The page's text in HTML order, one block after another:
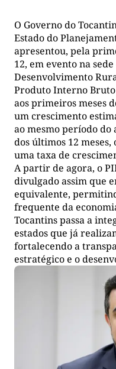
O Governo do
Estado do
apresentou, pela
12, em evento na
Desenvolvimento
Produto Interno
aos primeiros meses
um crescimento
ao mesmo período do
dos últimos 12
uma taxa de
A partir de agora, o
divulgado assim que
equivalente,
frequente da
Tocantins passa a
estados que já
fortalecendo a
estratégico e o